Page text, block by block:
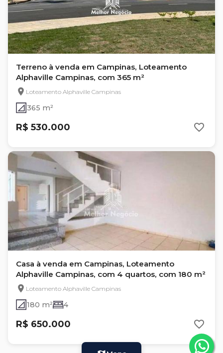
Terreno à venda em Campinas, Loteamento
Alphaville Campinas, com 365 m²
Loteamento Alphaville Campinas
365 m²
R$ 530.000
Casa à venda em Campinas, Loteamento
Alphaville Campinas, com 4 quartos, com 180 m²
Loteamento Alphaville Campinas
180 m² 4
R$ 650.000